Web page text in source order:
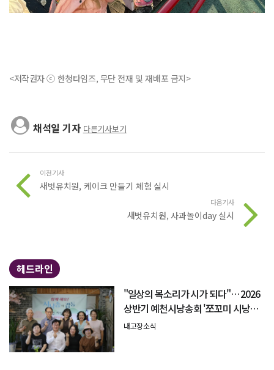
<저작권자 ⓒ 한청타임즈, 무단 전재 및 재배포 금지>
채석일 기자 다른기사보기
이전기사
새벗유치원, 케이크 만들기 체험 실시
다음기사
새벗유치원, 사과놀이day 실시
헤드라인
"일상의 목소리가 시가 되다"… 2026
상반기 예천시낭송회 '쪼꼬미 시낭송
회' 성료
내고장소식